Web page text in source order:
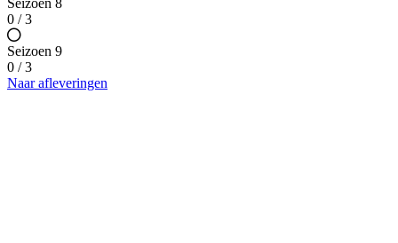
Seizoen 8
0 / 3
Seizoen 9
0 / 3
Naar afleveringen